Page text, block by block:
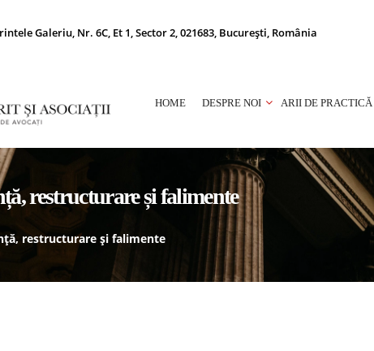
Galeriu, Nr. 6C, Et 1, Sector 2, 021683, București, România
HOME DESPRE NOI ARII DE PRACTICĂ
restructurare și falimente
restructurare și falimente